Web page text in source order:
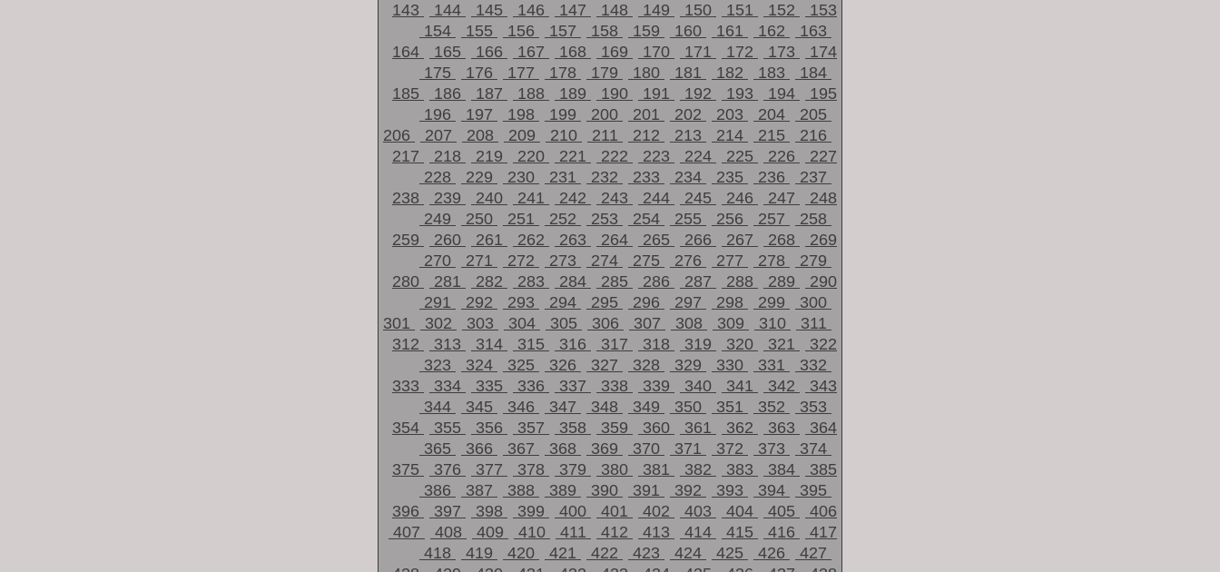
143
144 145 146 147 148 149 150 151 152
153
154
155 156 157 158 159 160 161 162
163
164
165 166 167 168 169 170 171 172 173
174
175
176 177 178 179 180 181 182 183
184
185
186 187 188 189 190 191 192 193 194
195
196
197 198 199 200 201 202 203 204
205
206
207 208 209 210 211 212 213 214 215
216
217
218 219 220 221 222 223 224 225 226
227
228
229 230 231 232 233 234 235 236
237
238
239 240 241 242 243 244 245 246 247
248
249
250 251 252 253 254 255 256 257
258
259
260 261 262 263 264 265 266 267 268
269
270
271 272 273 274 275 276 277 278
279
280
281 282 283 284 285 286 287 288 289
290
291
292 293 294 295 296 297 298 299
300
301
302 303 304 305 306 307 308 309 310
311
312
313 314 315 316 317 318 319 320 321
322
323
324 325 326 327 328 329 330 331
332
333
334 335 336 337 338 339 340 341 342
343
344
345 346 347 348 349 350 351 352
353
354
355 356 357 358 359 360 361 362 363
364
365
366 367 368 369 370 371 372 373
374
375
376 377 378 379 380 381 382 383 384
385
386
387 388 389 390 391 392 393 394
395
396
397 398 399 400 401 402 403 404 405
406
407
408 409 410 411 412 413 414 415 416
417
418
419 420 421 422 423 424 425 426
427